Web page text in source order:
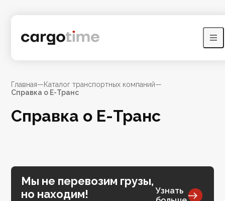
Главная—Каталог транспортных компаний—
Справка о Е-Транс
Справка о Е-Транс
Мы не перевозим грузы,
но находим!
Узнать